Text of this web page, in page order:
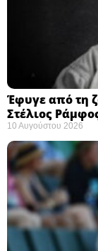
Έφυγε από τη
Στέλιος
10 Αυγούστου 2026